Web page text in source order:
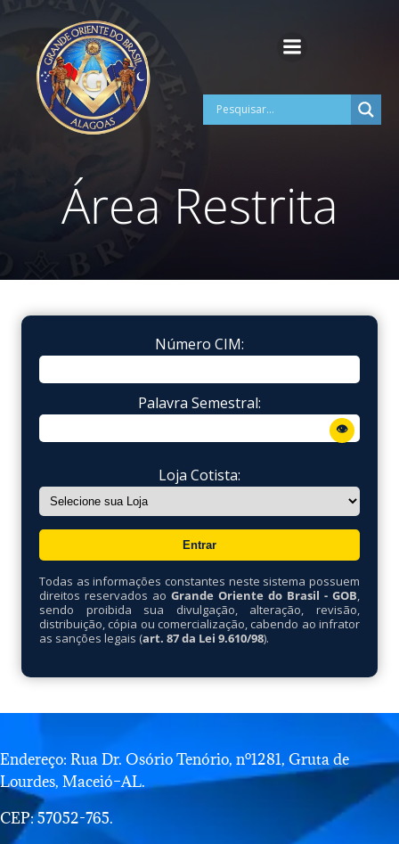
Área Restrita
Número CIM:
Palavra Semestral:
👁
Loja Cotista:
Todas as informações constantes neste sistema possuem
direitos reservados ao Grande Oriente do Brasil - GOB,
sendo proibida sua divulgação, alteração, revisão,
distribuição, cópia ou comercialização, cabendo ao infrator
as sanções legais (art. 87 da Lei 9.610/98).
Endereço: Rua Dr. Osório Tenório, nº1281, Gruta de
Lourdes, Maceió–AL.
CEP: 57052-765.